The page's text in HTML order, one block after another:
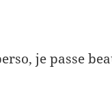
je passe